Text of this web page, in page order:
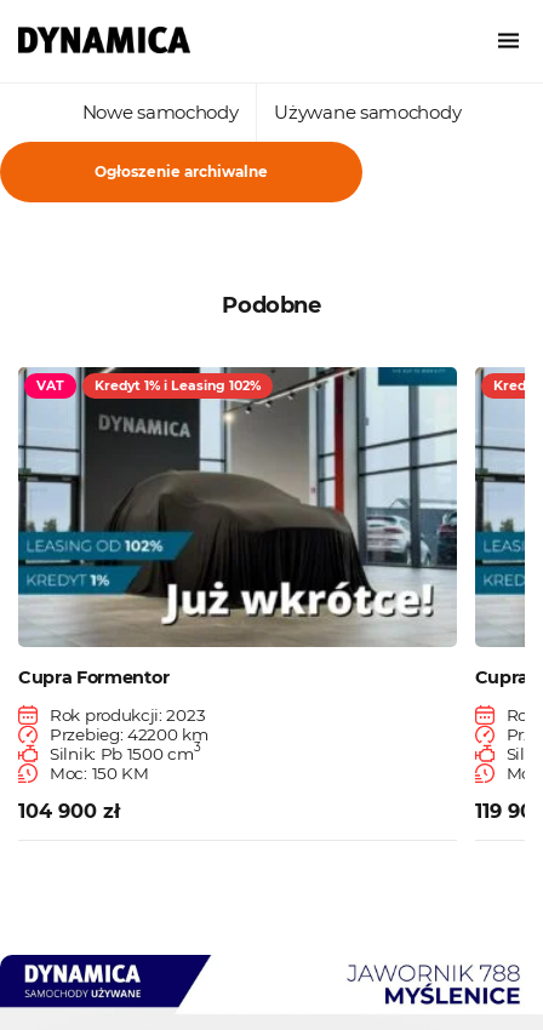
Nowe samochody Używane samochody
Ogłoszenie archiwalne
Podobne
VAT Kredyt 1% i Leasing 102%
Cupra Formentor
Rok produkcji: 2023
Przebieg: 42200 km
Silnik: Pb 1500 cm3
Moc: 150 KM
104 900 zł
Kredyt
Cupra
Rok
119